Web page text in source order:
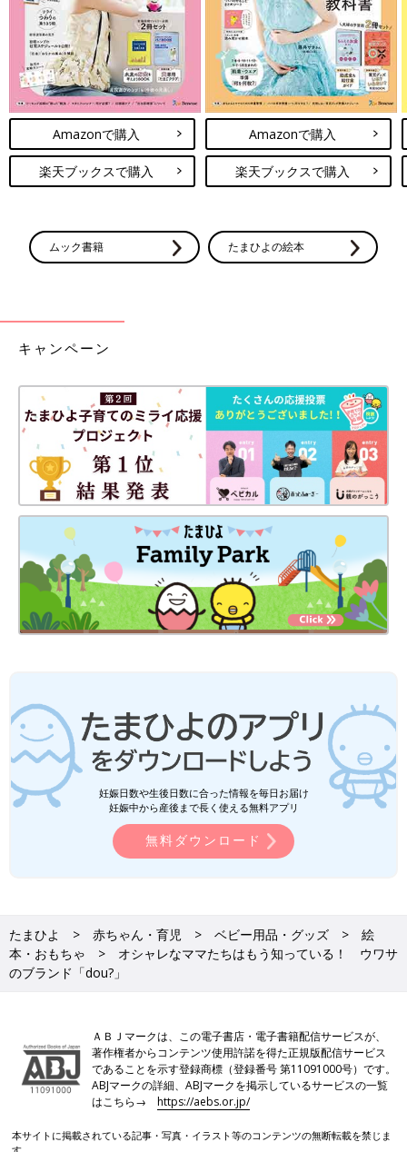
Amazonで購入
楽天ブックスで購入
Amazonで購入
楽天ブックスで購入
ムック書籍 たまひよの絵本
キャンペーン
妊娠日数や生後日数に合った情報を毎日お届け
妊娠中から産後まで長く使える無料アプリ
無料ダウンロード
たまひよ 赤ちゃん・育児 ベビー用品・グッズ
絵
本・おもちゃ
オシャレなママたちはもう知っている！ ウワサ
のブランド「dou?」
ＡＢＪマークは、この電子書店・電子書籍配信サービスが、
著作権者からコンテンツ使用許諾を得た正規版配信サービス
であることを示す登録商標（登録番号 第11091000号）です。
ABJマークの詳細、ABJマークを掲示しているサービスの一覧
はこちら→https://aebs.or.jp/
本サイトに掲載されている記事・写真・イラスト等のコンテンツの無断転載を禁じま